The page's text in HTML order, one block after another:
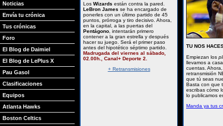
Noticias
Envía tu crónica
Tus crónicas
Foro
El Blog de Daimiel
El Blog de LePlus X
Pau Gasol
Clasificaciones
Equipos
Atlanta Hawks
Boston Celtics
Los Wizards están contra la pared.
LeBron James se ha encargado de
ponerles con un último partido de 45
puntos, prórroga y tiro decisivo. Ahora,
en la capital, a las puertas del
Pentágono , intentarán primero
contener a la gran estrella y después
hacer su juego. Será el primer paso
antes del hipotético séptimo partido.
Madrugada del viernes al sábado,
02.00h., Canal+ Deporte 2.
+ Retransmisiones
TU NOS
Empiezan los
llevamos a
cuentas.
retransmisión
que tú seas
Basta con que
escribas cómo
lo publicamos
Manda ya tus